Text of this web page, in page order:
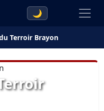
🌙
Terroir Brayon